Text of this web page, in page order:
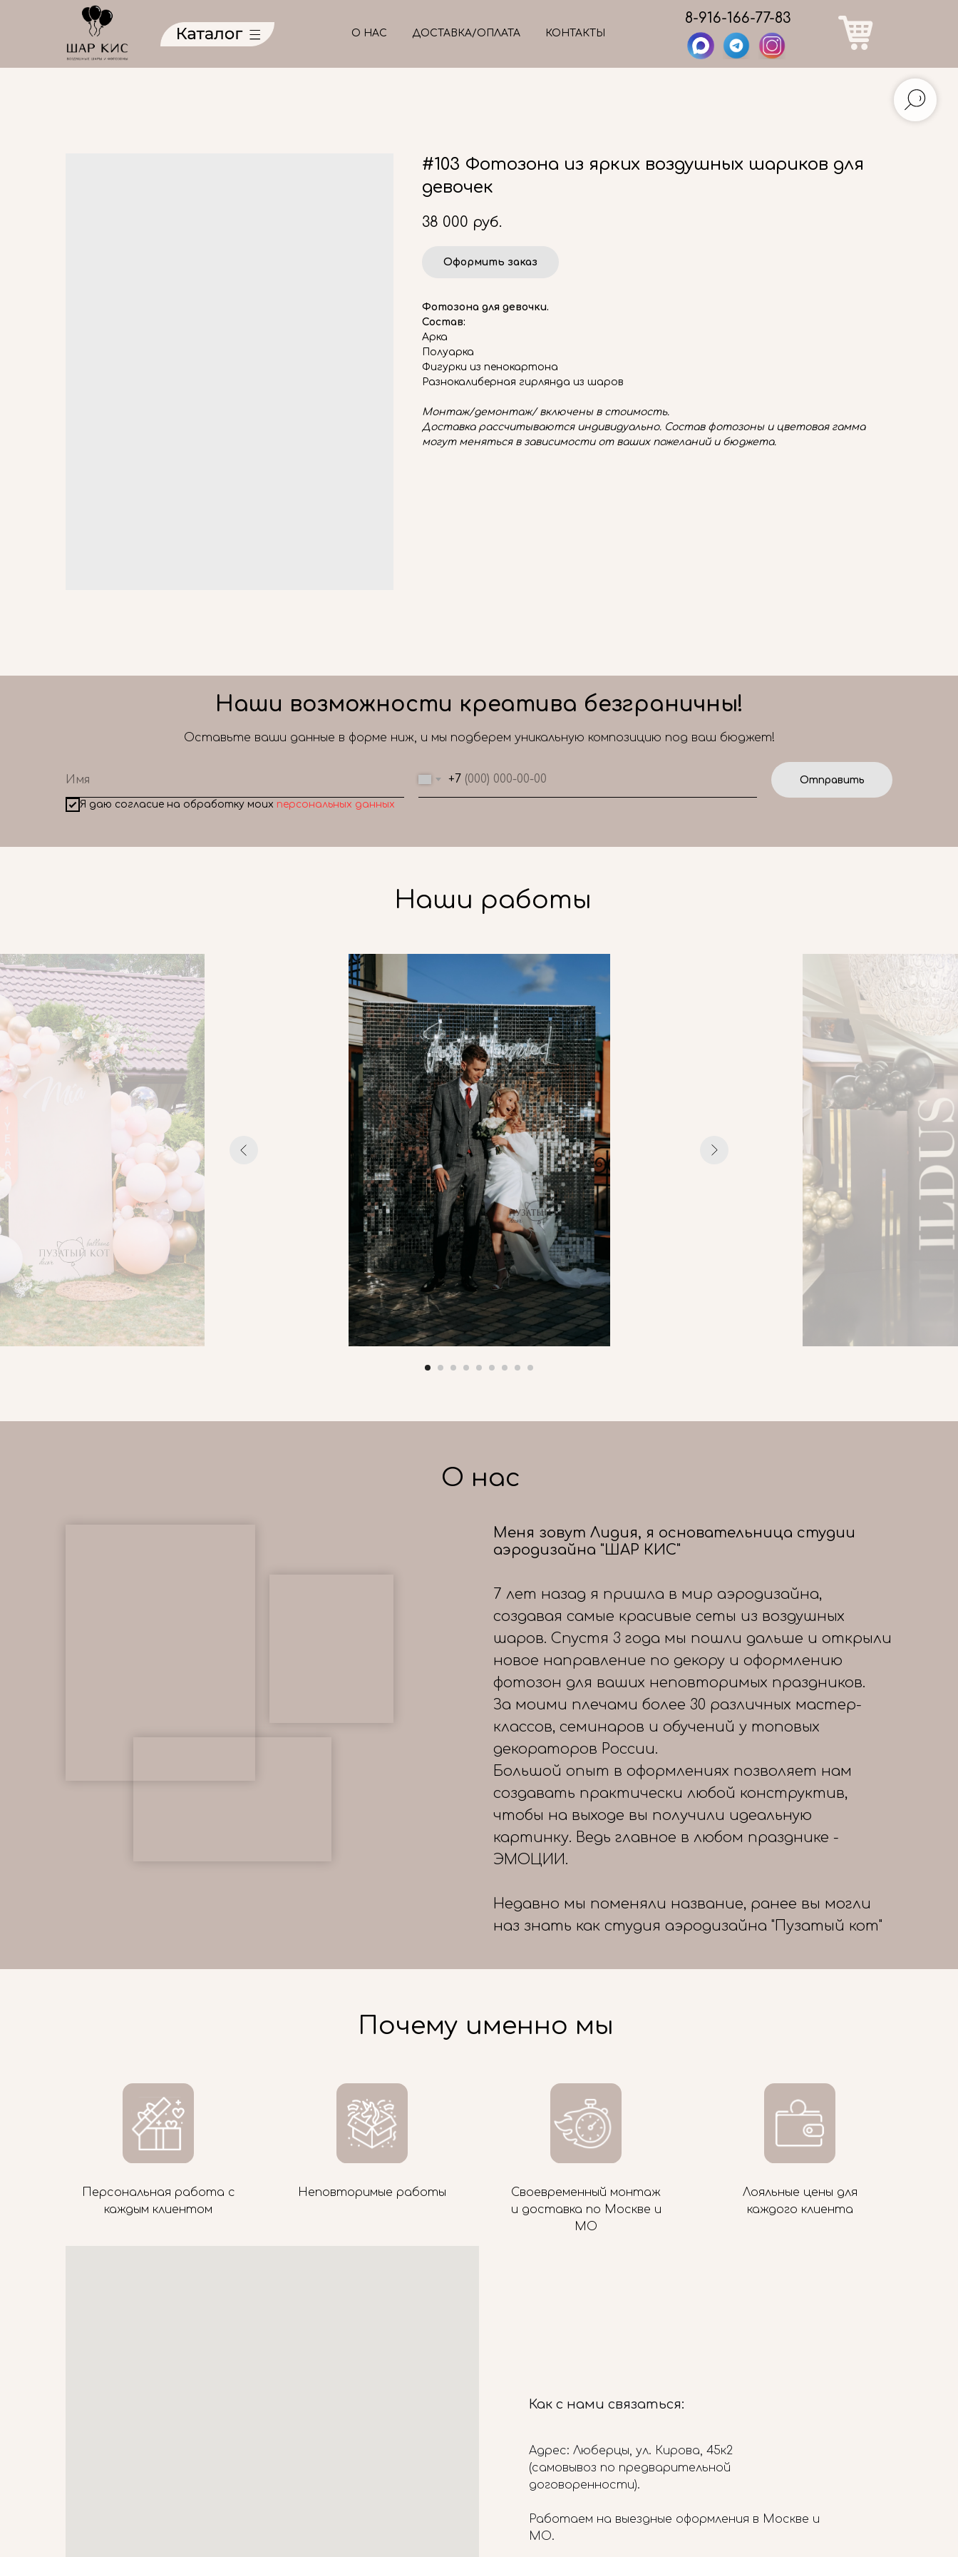
8-916-166-77-83
О НАС ДОСТАВКА/ОПЛАТА КОНТАКТЫ
#103 Фотозона из ярких воздушных шариков для
девочек
38 000 руб.
Оформить заказ
Фотозона для девочки.
Состав:
Арка
Полуарка
Фигурки из пенокартона
Разнокалиберная гирлянда из шаров
Монтаж/демонтаж/ включены в стоимость.
Доставка рассчитываются индивидуально. Состав фотозоны и цветовая гамма
могут меняться в зависимости от ваших пожеланий и бюджета.
+7
Я даю согласие на обработку моих персональных данных
Отправить
Наши возможности креатива безграничны!
Оставьте ваши данные в форме ниж, и мы подберем уникальную композицию под ваш бюджет!
Наши работы
О нас
Меня зовут Лидия, я основательница студии
аэродизайна "ШАР КИС"
7 лет назад я пришла в мир аэродизайна,
создавая самые красивые сеты из воздушных
шаров. Спустя 3 года мы пошли дальше и открыли
новое направление по декору и оформлению
фотозон для ваших неповторимых праздников.
За моими плечами более 30 различных мастер-
классов, семинаров и обучений у топовых
декораторов России.
Большой опыт в оформлениях позволяет нам
создавать практически любой конструктив,
чтобы на выходе вы получили идеальную
картинку. Ведь главное в любом празднике -
ЭМОЦИИ.
Недавно мы поменяли название, ранее вы могли
наз знать как студия аэродизайна "Пузатый кот"
Почему именно мы
Персональная работа с
каждым клиентом
Неповторимые работы
Своевременный монтаж
и доставка по Москве и
МО
Лояльные цены для
каждого клиента
Как с нами связаться:
Адрес: Люберцы, ул. Кирова, 45к2
(самовывоз по предварительной
договоренности).
Работаем на выездные оформления в Москве и
МО.